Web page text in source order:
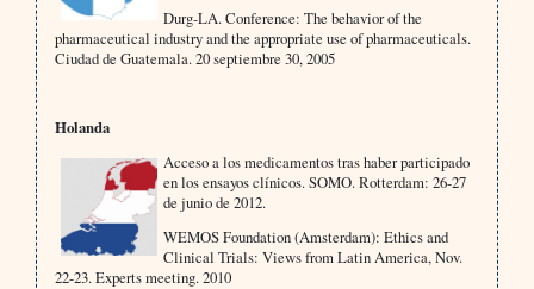
Durg-LA. Conference: The behavior of the
pharmaceutical industry and the appropriate use of pharmaceuticals.
Ciudad de Guatemala. 20 septiembre 30, 2005
Holanda
Acceso a los medicamentos tras haber participado
en los ensayos clínicos. SOMO. Rotterdam: 26-27
de junio de 2012.
WEMOS Foundation (Amsterdam): Ethics and
Clinical Trials: Views from Latin America, Nov.
22-23. Experts meeting. 2010